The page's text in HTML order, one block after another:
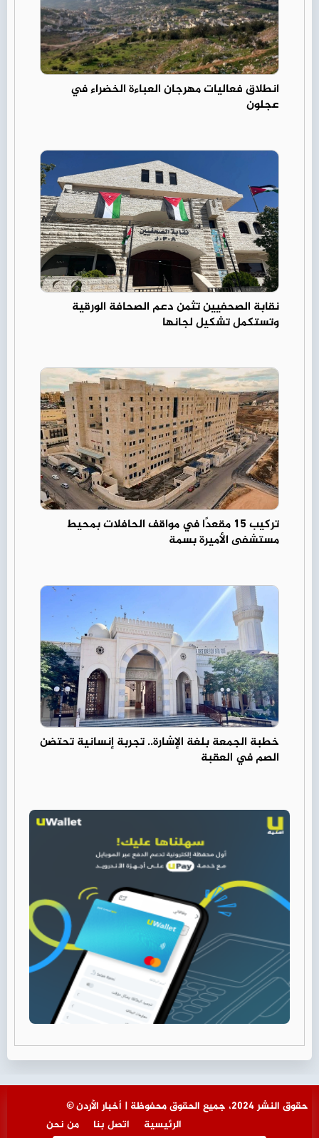
انطلاق فعاليات مهرجان العباءة الخضراء في
عجلون
نقابة الصحفيين تثمن دعم الصحافة الورقية
وتستكمل تشكيل لجانها
تركيب 15 مقعدًا في مواقف الحافلات بمحيط
مستشفى الأميرة بسمة
خطبة الجمعة بلغة الإشارة.. تجربة إنسانية تحتضن
الصم في العقبة
© حقوق النشر 2024، جميع الحقوق محفوظة | أخبار الأردن
من نحن
اتصل بنا الرئيسية